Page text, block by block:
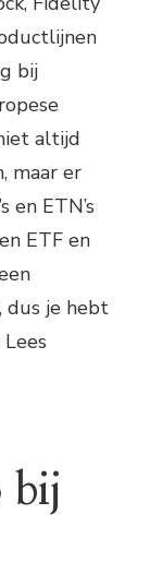
bij
altijd
maar er
en ETN’s
ETF en
dus je hebt
bij